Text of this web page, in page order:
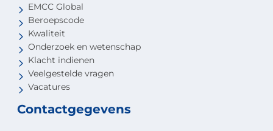
EMCC Global
Beroepscode
Kwaliteit
Onderzoek en wetenschap
Klacht indienen
Veelgestelde vragen
Vacatures
Contactgegevens